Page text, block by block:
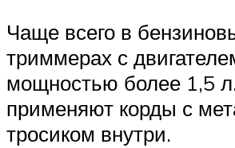
Чаще всего в
триммерах с
мощностью более 1,5
применяют корды с
тросиком внутри.